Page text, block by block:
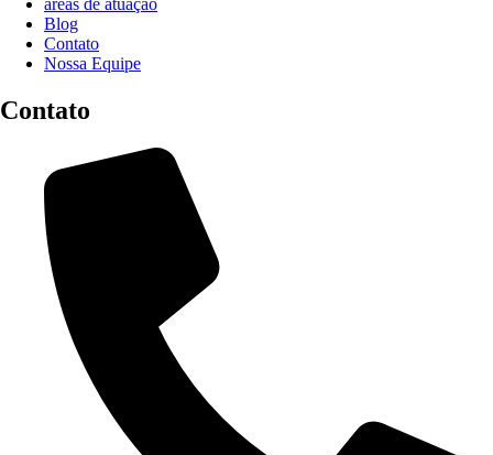
áreas de atuação
Blog
Contato
Nossa Equipe
Contato